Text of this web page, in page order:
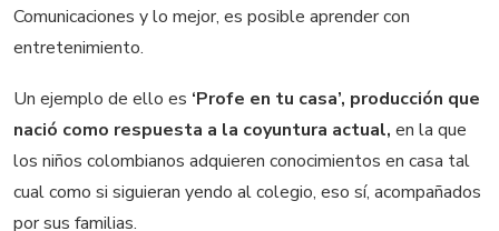
Comunicaciones y lo mejor, es posible aprender con
entretenimiento.
Un ejemplo de ello es ‘Profe en tu casa’, producción que
nació como respuesta a la coyuntura actual, en la que
los niños colombianos adquieren conocimientos en casa tal
cual como si siguieran yendo al colegio, eso sí, acompañados
por sus familias.